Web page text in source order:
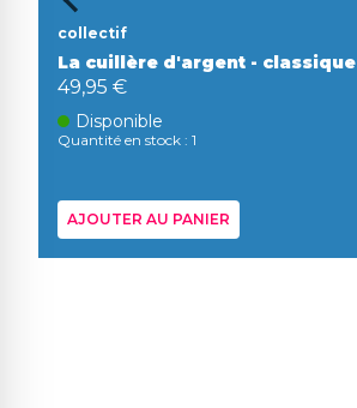
collectif
La cuillère d'argent - classique
49,95 €
Disponible
Quantité en stock : 1
AJOUTER AU PANIER